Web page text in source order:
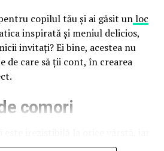
QR malițioase și mesaje care
premii sau acces gratuit la
mai un avertisment privind
platforma oficială prin
domeniului, precum
și bancare.
ar opera peste 300 de
copilul tău și ai găsit unloc
inspirată și meniul delicios,
invitați? Ei bine, acestea nu
de care să ții cont, în crearea
comori
dintre cele mai distractive